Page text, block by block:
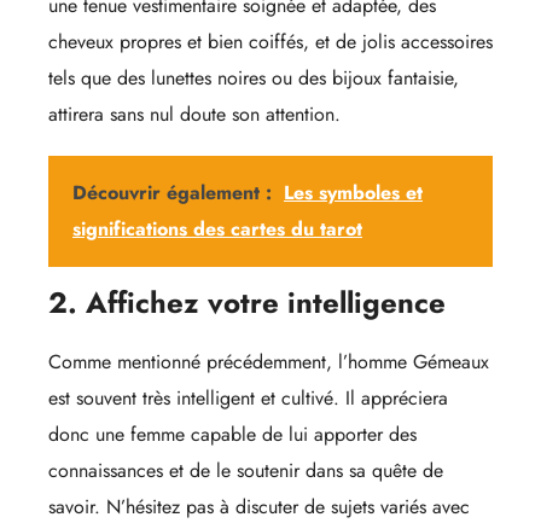
cheveux propres et bien coiffés, et de jolis accessoires
tels que des lunettes noires ou des bijoux fantaisie,
attirera sans nul doute son attention.
Découvrir également : Les symboles et
significations des cartes du tarot
2. Affichez votre intelligence
Comme mentionné précédemment, l’homme Gémeaux
est souvent très intelligent et cultivé. Il appréciera
donc une femme capable de lui apporter des
connaissances et de le soutenir dans sa quête de
savoir. N’hésitez pas à discuter de sujets variés avec